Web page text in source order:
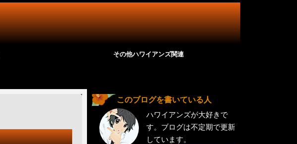
その他ハワイアンズ関連
このブログを書いている人
ハワイアンズが大好きで
す。ブログは不定期で更新
しています。